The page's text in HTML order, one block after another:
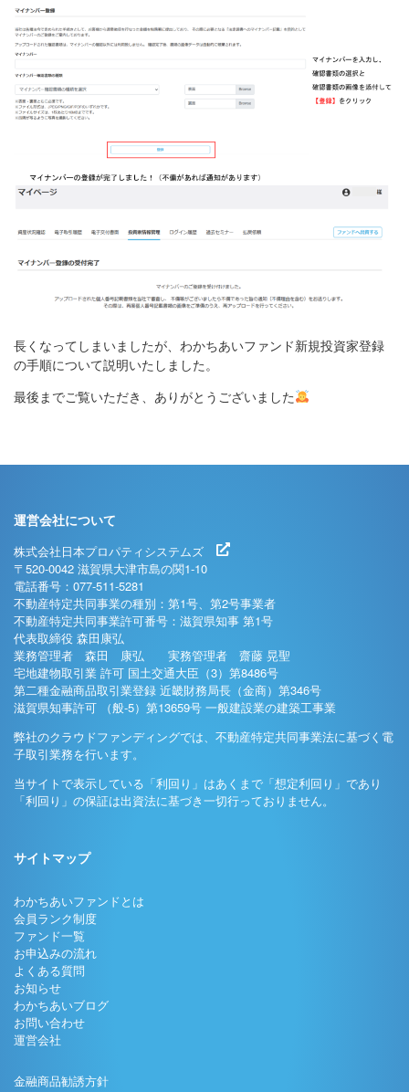
長くなってしまいましたが、わかちあいファンド新規投資家登録
の手順について説明いたしました。
最後までご覧いただき、ありがとうございました
運営会社について
株式会社日本プロパティシステムズ
〒520-0042 滋賀県大津市島の関1-10
電話番号：077-511-5281
不動産特定共同事業の種別：第1号、第2号事業者
不動産特定共同事業許可番号：滋賀県知事 第1号
代表取締役 森田康弘
業務管理者 森田 康弘 実務管理者 齋藤 晃聖
宅地建物取引業 許可 国土交通大臣（3）第8486号
第二種金融商品取引業登録 近畿財務局長（金商）第346号
滋賀県知事許可 （般-5）第13659号 一般建設業の建築工事業
弊社のクラウドファンディングでは、不動産特定共同事業法に基づく電
子取引業務を行います。
当サイトで表示している「利回り」はあくまで「想定利回り」であり
「利回り」の保証は出資法に基づき一切行っておりません。
サイトマップ
わかちあいファンドとは
会員ランク制度
ファンド一覧
お申込みの流れ
よくある質問
お知らせ
わかちあいブログ
お問い合わせ
運営会社
金融商品勧誘方針